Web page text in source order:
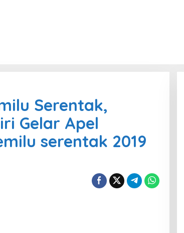
Serentak,
Gelar Apel
serentak 2019